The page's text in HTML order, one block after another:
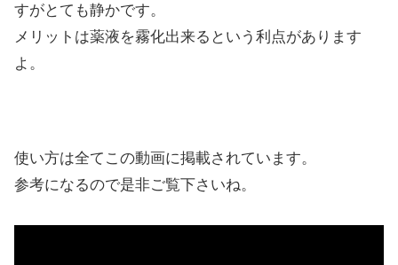
すがとても静かです。
メリットは薬液を霧化出来るという利点があります
よ。
使い方は全てこの動画に掲載されています。
参考になるので是非ご覧下さいね。